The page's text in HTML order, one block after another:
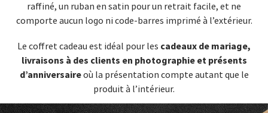
raffiné, un ruban en satin pour un retrait facile, et ne
comporte aucun logo ni code-barres imprimé à l’extérieur.
Le coffret cadeau est idéal pour les cadeaux de mariage,
livraisons à des clients en photographie et présents
d’anniversaireoù la présentation compte autant que le
produit à l’intérieur.